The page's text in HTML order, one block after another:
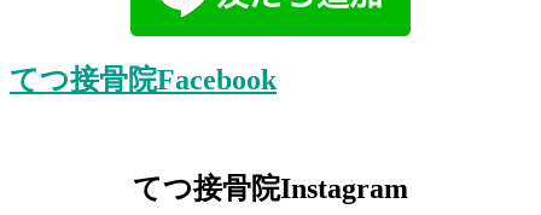
てつ接骨院Facebook
てつ接骨院Instagram